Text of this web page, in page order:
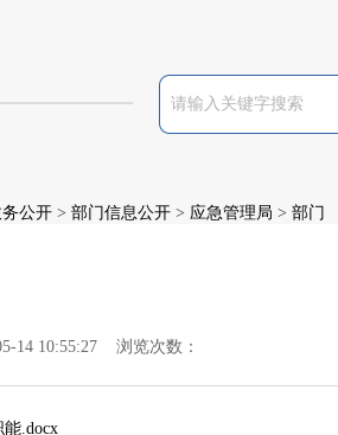
公开 > 部门信息公开 > 应急管理局 > 部门
14 10:55:27 浏览次数：
.docx